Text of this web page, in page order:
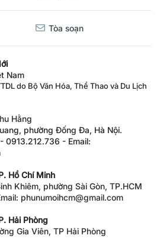
Tòa soạn
Nam
do Bộ Văn Hóa, Thể Thao và Du Lịch
Hằng
phường Đống Đa, Hà Nội.
0913.212.736 - Email:
Hồ Chí Minh
Khiêm, phường Sài Gòn, TP.HCM
phunumoihcm@gmail.com
Hải Phòng
Gia Viên, TP Hải Phòng